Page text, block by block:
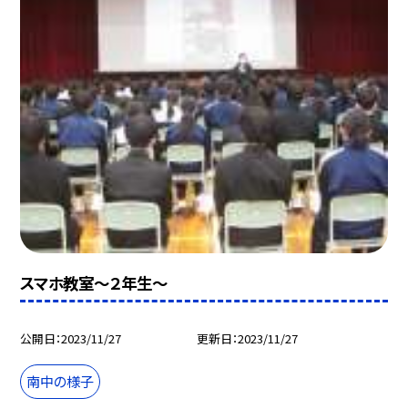
スマホ教室〜２年生〜
公開日 2023/11/27 更新日 2023/11/27
南中の様子